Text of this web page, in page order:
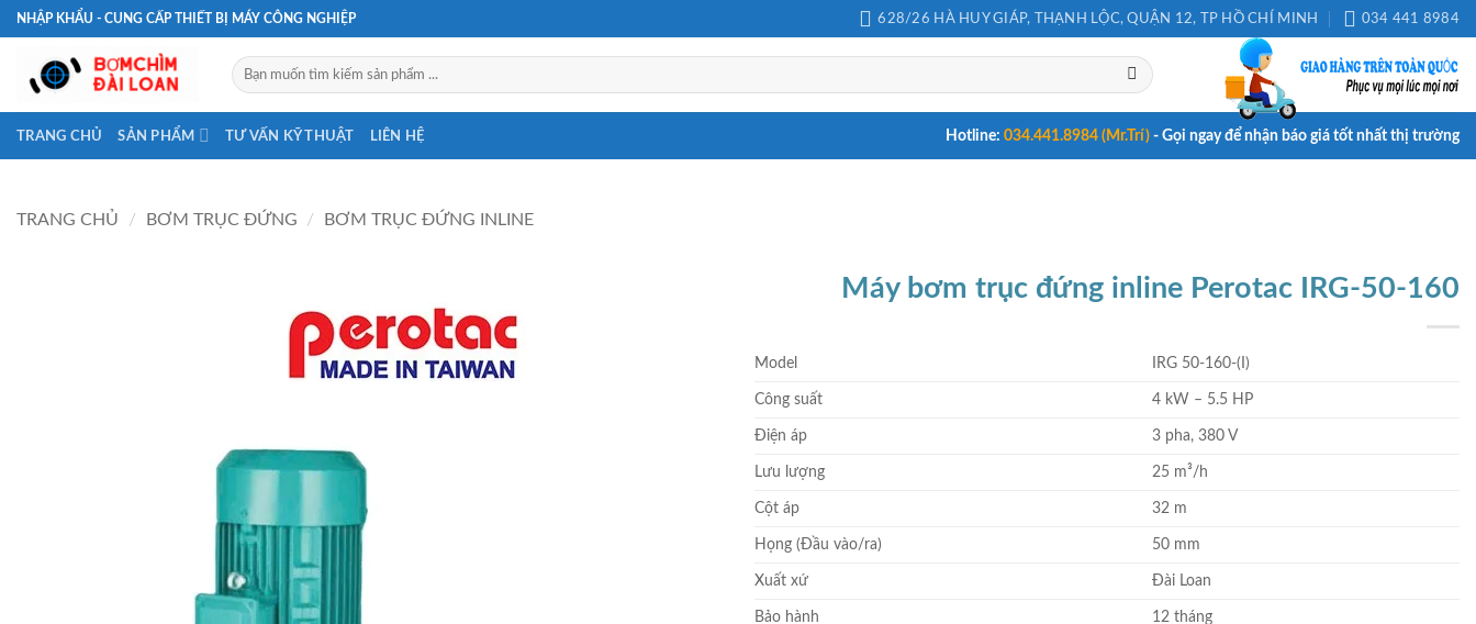
Bỏ
qua
dung
NHẬP KHẨU - CUNG CẤP THIẾT BỊ MÁY CÔNG NGHIỆP 628/26 HÀ HUY GIÁP, THẠNH LỘC, QUẬN 12, TP HỒ CHÍ MINH 034 441 8984
Tìm
kiếm:
TRANG CHỦ SẢN PHẨM TƯ VẤN KỸ THUẬT LIÊN HỆ Hotline: 034.441.8984 (Mr.Trí) - Gọi ngay để nhận báo giá tốt nhất thị trường
TRANG CHỦ / BƠM TRỤC ĐỨNG / BƠM TRỤC ĐỨNG INLINE
Máy bơm trục đứng inline Perotac IRG-50-160
Model IRG 50-160-(I)
Công suất 4 kW – 5.5 HP
Điện áp 3 pha, 380 V
Lưu lượng 25 m³/h
Cột áp 32 m
Họng (Đầu vào/ra) 50 mm
Xuất xứ Đài Loan
Bảo hành 12 tháng